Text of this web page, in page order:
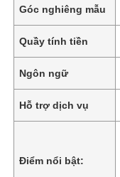
Góc nghiêng mẫu
Quầy tính tiền
Ngôn ngữ
Hỗ trợ dịch vụ
Điểm nổi bật: